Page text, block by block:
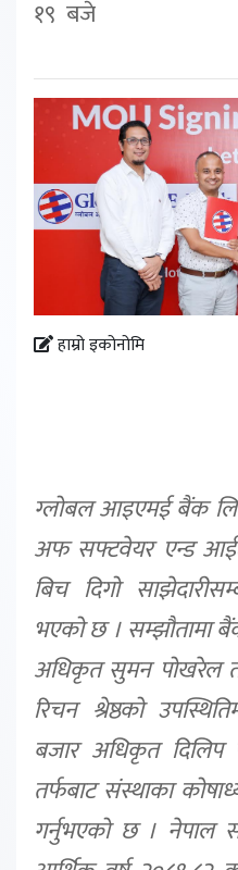
१९ बजे
हाम्रो इकोनोमि
ग्लोबल आइएमई बैंक
अफ सफ्टवेयर एन्ड
बिच दिगो
भएको छ । सम्झौतामा
अधिकृत सुमन पोखरेल
रिचन श्रेष्ठको
बजार अधिकृत
तर्फबाट संस्थाका
गर्नुभएको छ । नेपाल